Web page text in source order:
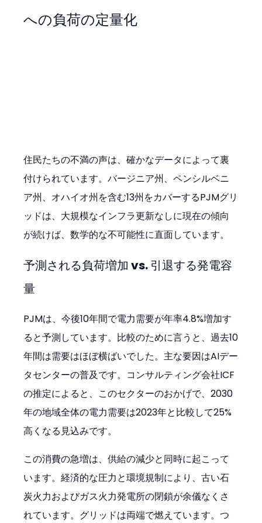
への負荷の定量化
住民たちの不満の声は、確かなデータによって裏
付けられています。バージニア州、ペンシルベニ
ア州、オハイオ州を含む13州をカバーするPJMグリ
ッドは、大規模なインフラ更新なしに現在の傾向
が続けば、数学的な不可能性に直面しています。
予測される負荷増加 vs. 引退する発電容
量
PJMは、今後10年間で電力需要が年率4.8%増加す
ると予測しています。比較のために言うと、過去10
年間は需要はほぼ横ばいでした。主な要因はAIデー
タセンターの普及です。コンサルティング会社ICF
の推定によると、このセクターのおかげで、2030
年の地域全体の電力需要は2023年と比較して25%
高くなる見込みです。
この消費の急増は、供給の減少と同時に起こって
います。経済的な圧力と環境規制により、古い石
炭火力およびガス火力発電所の閉鎖が余儀なくさ
れています。グリッドは両端で燃えています。つ